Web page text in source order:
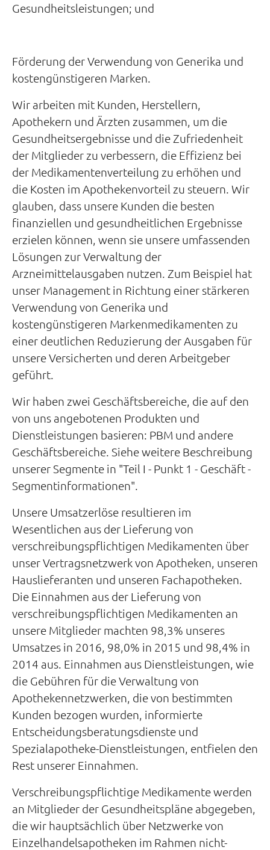
Gesundheitsleistungen; und
Förderung der Verwendung von Generika und
kostengünstigeren Marken.
Wir arbeiten mit Kunden, Herstellern,
Apothekern und Ärzten zusammen, um die
Gesundheitsergebnisse und die Zufriedenheit
der Mitglieder zu verbessern, die Effizienz bei
der Medikamentenverteilung zu erhöhen und
die Kosten im Apothekenvorteil zu steuern. Wir
glauben, dass unsere Kunden die besten
finanziellen und gesundheitlichen Ergebnisse
erzielen können, wenn sie unsere umfassenden
Lösungen zur Verwaltung der
Arzneimittelausgaben nutzen. Zum Beispiel hat
unser Management in Richtung einer stärkeren
Verwendung von Generika und
kostengünstigeren Markenmedikamenten zu
einer deutlichen Reduzierung der Ausgaben für
unsere Versicherten und deren Arbeitgeber
geführt.
Wir haben zwei Geschäftsbereiche, die auf den
von uns angebotenen Produkten und
Dienstleistungen basieren: PBM und andere
Geschäftsbereiche. Siehe weitere Beschreibung
unserer Segmente in "Teil I - Punkt 1 - Geschäft -
Segmentinformationen".
Unsere Umsatzerlöse resultieren im
Wesentlichen aus der Lieferung von
verschreibungspflichtigen Medikamenten über
unser Vertragsnetzwerk von Apotheken, unseren
Hauslieferanten und unseren Fachapotheken.
Die Einnahmen aus der Lieferung von
verschreibungspflichtigen Medikamenten an
unsere Mitglieder machten 98,3% unseres
Umsatzes in 2016, 98,0% in 2015 und 98,4% in
2014 aus. Einnahmen aus Dienstleistungen, wie
die Gebühren für die Verwaltung von
Apothekennetzwerken, die von bestimmten
Kunden bezogen wurden, informierte
Entscheidungsberatungsdienste und
Spezialapotheke-Dienstleistungen, entfielen den
Rest unserer Einnahmen.
Verschreibungspflichtige Medikamente werden
an Mitglieder der Gesundheitspläne abgegeben,
die wir hauptsächlich über Netzwerke von
Einzelhandelsapotheken im Rahmen nicht-